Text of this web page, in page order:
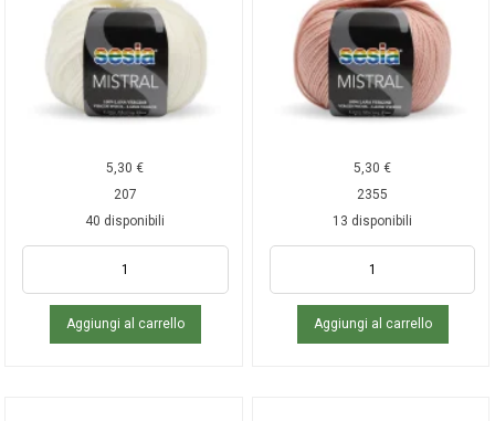
5,30€
207
40 disponibili
Aggiungi al carrello
5,30€
2355
13 disponibili
Aggiungi al carrello